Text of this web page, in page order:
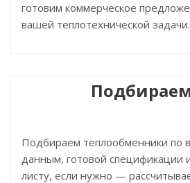
готовим коммерческое
вашей теплотехнической задачи.
Подбираем теплообменники по
данным, готовой спецификации
листу, если нужно —